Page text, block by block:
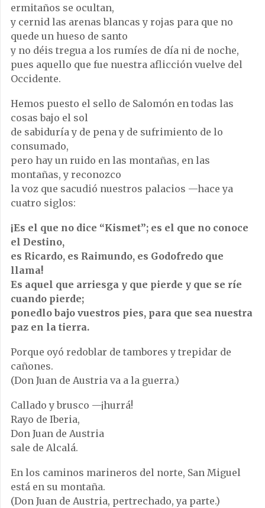
ermitaños se ocultan,
y cernid las arenas blancas y rojas para que no
quede un hueso de santo
y no déis tregua a los rumíes de día ni de noche,
pues aquello que fue nuestra aflicción vuelve del
Occidente.
Hemos puesto el sello de Salomón en todas las
cosas bajo el sol
de sabiduría y de pena y de sufrimiento de lo
consumado,
pero hay un ruido en las montañas, en las
montañas, y reconozco
la voz que sacudió nuestros palacios —hace ya
cuatro siglos:
¡Es el que no dice “Kismet”; es el que no conoce
el Destino,
es Ricardo, es Raimundo, es Godofredo que
llama!
Es aquel que arriesga y que pierde y que se ríe
cuando pierde;
ponedlo bajo vuestros pies, para que sea nuestra
paz en la tierra.
Porque oyó redoblar de tambores y trepidar de
cañones.
(Don Juan de Austria va a la guerra.)
Callado y brusco —¡hurrá!
Rayo de Iberia,
Don Juan de Austria
sale de Alcalá.
En los caminos marineros del norte, San Miguel
está en su montaña.
(Don Juan de Austria, pertrechado, ya parte.)